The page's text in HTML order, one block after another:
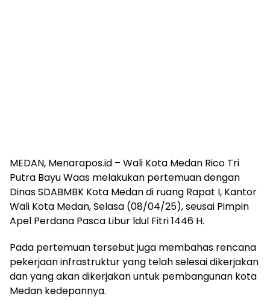
MEDAN, Menarapos.id – Wali Kota Medan Rico Tri
Putra Bayu Waas melakukan pertemuan dengan
Dinas SDABMBK Kota Medan di ruang Rapat I, Kantor
Wali Kota Medan, Selasa (08/04/25), seusai Pimpin
Apel Perdana Pasca Libur ldul Fitri 1446 H.
Pada pertemuan tersebut juga membahas rencana
pekerjaan infrastruktur yang telah selesai dikerjakan
dan yang akan dikerjakan untuk pembangunan kota
Medan kedepannya.